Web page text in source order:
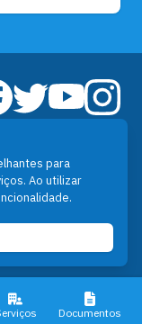
Documentos
para
Ao utilizar